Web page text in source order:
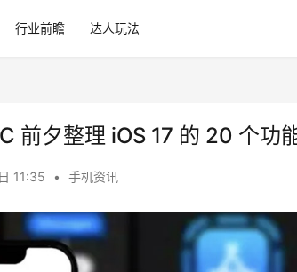
行业前瞻 达人玩法
前夕整理 iOS 17 的 20 个功
11:35 • 手机资讯